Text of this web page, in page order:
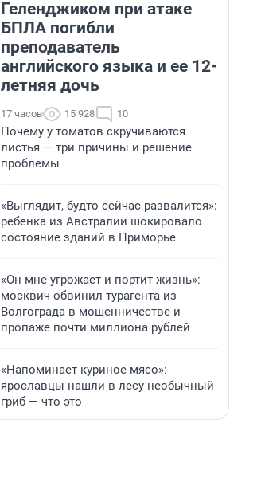
Геленджиком при атаке
БПЛА погибли
преподаватель
английского языка и ее 12-
летняя дочь
17 часов 15 928 10
Почему у томатов скручиваются
листья — три причины и решение
проблемы
«Выглядит, будто сейчас развалится»:
ребенка из Австралии шокировало
состояние зданий в Приморье
«Он мне угрожает и портит жизнь»:
москвич обвинил турагента из
Волгограда в мошенничестве и
пропаже почти миллиона рублей
«Напоминает куриное мясо»:
ярославцы нашли в лесу необычный
гриб — что это